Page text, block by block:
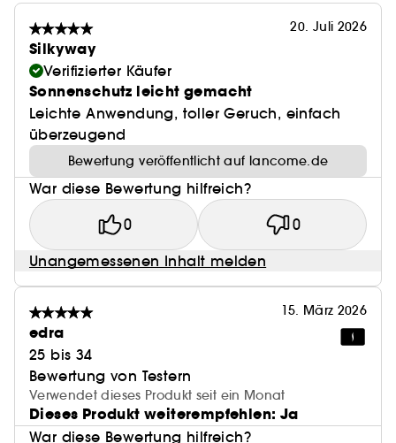
20. Juli 2026
Silkyway
Verifizierter Käufer
Sonnenschutz leicht gemacht
Leichte Anwendung, toller Geruch, einfach
überzeugend
Bewertung veröffentlicht auf lancome.de
War diese Bewertung hilfreich?
0 0
Unangemessenen Inhalt melden
15. März 2026
edra
25 bis 34
Bewertung von Testern
Verwendet dieses Produkt seit ein Monat
Dieses Produkt weiterempfehlen: Ja
War diese Bewertung hilfreich?